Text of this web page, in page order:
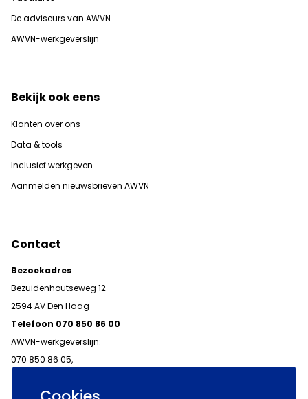
De adviseurs van AWVN
AWVN-werkgeverslijn
Bekijk ook eens
Klanten over ons
Data & tools
Inclusief werkgeven
Aanmelden nieuwsbrieven AWVN
Contact
Bezoekadres
Bezuidenhoutseweg 12
2594 AV Den Haag
Telefoon 070 850 86 00
AWVN-werkgeverslijn:
070 850 86 05,